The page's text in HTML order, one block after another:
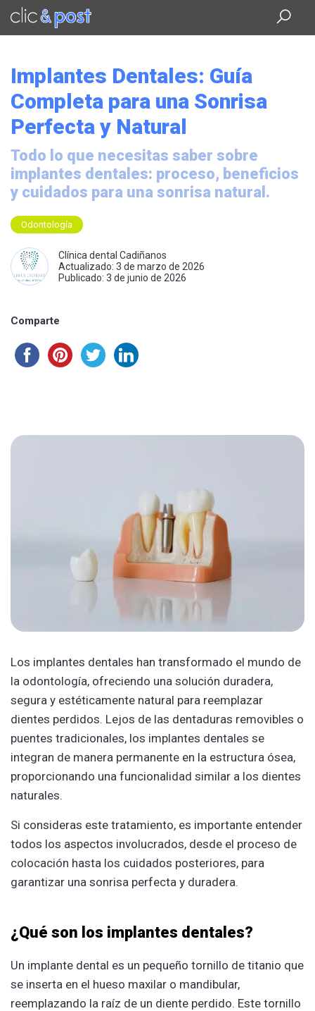
Saltar
contenido
Implantes Dentales: Guía
Completa para una Sonrisa
Perfecta y Natural
Todo lo que necesitas saber sobre
implantes dentales: proceso, beneficios
y cuidados para una sonrisa natural.
Odontología
Clínica dental Cadiñanos
Actualizado: 3 de marzo de 2026
Publicado: 3 de junio de 2026
Comparte
Los implantes dentales han transformado el mundo de
la odontología, ofreciendo una solución duradera,
segura y estéticamente natural para reemplazar
dientes perdidos. Lejos de las dentaduras removibles o
puentes tradicionales, los implantes dentales se
integran de manera permanente en la estructura ósea,
proporcionando una funcionalidad similar a los dientes
naturales.
Si consideras este tratamiento, es importante entender
todos los aspectos involucrados, desde el proceso de
colocación hasta los cuidados posteriores, para
garantizar una sonrisa perfecta y duradera.
¿Qué son los implantes dentales?
Un implante dental es un pequeño tornillo de titanio que
se inserta en el hueso maxilar o mandibular,
reemplazando la raíz de un diente perdido. Este tornillo